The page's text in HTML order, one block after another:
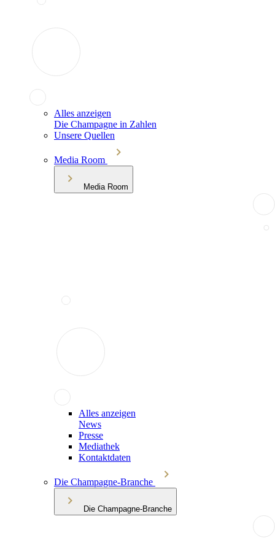
Alles anzeigen
Die Champagne in Zahlen
Unsere Quellen
Media Room
Media Room
Alles anzeigen
News
Presse
Mediathek
Kontaktdaten
Die Champagne-Branche
Die Champagne-Branche